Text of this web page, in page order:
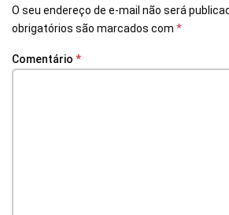
O seu endereço de e-mail não será
obrigatórios são marcados com *
Comentário *